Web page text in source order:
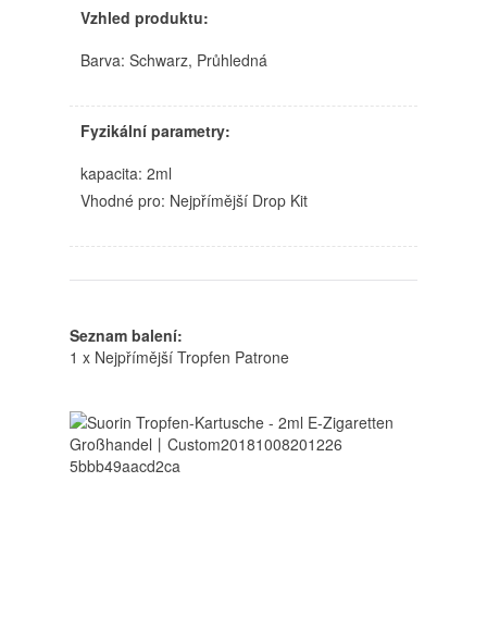
Vzhled produktu:
Barva: Schwarz, Průhledná
Fyzikální parametry:
kapacita: 2ml
Vhodné pro: Nejpřímější Drop Kit
Seznam balení:
1 x Nejpřímější Tropfen Patrone